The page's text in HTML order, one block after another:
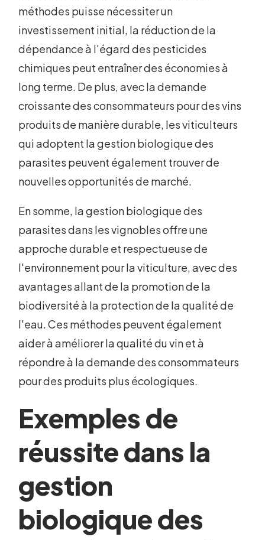
méthodes puisse nécessiter un
investissement initial, la réduction de la
dépendance à l'égard des pesticides
chimiques peut entraîner des économies à
long terme. De plus, avec la demande
croissante des consommateurs pour des vins
produits de manière durable, les viticulteurs
qui adoptent la gestion biologique des
parasites peuvent également trouver de
nouvelles opportunités de marché.
En somme, la gestion biologique des
parasites dans les vignobles offre une
approche durable et respectueuse de
l'environnement pour la viticulture, avec des
avantages allant de la promotion de la
biodiversité à la protection de la qualité de
l'eau. Ces méthodes peuvent également
aider à améliorer la qualité du vin et à
répondre à la demande des consommateurs
pour des produits plus écologiques.
Exemples de
réussite dans la
gestion
biologique des